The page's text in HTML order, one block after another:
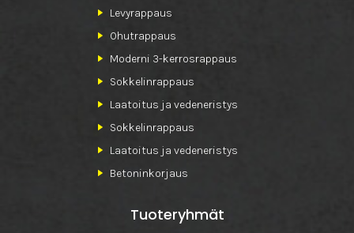
Levyrappaus
Ohutrappaus
Moderni 3-kerrosrappaus
Sokkelinrappaus
Laatoitus ja vedeneristys
Sokkelinrappaus
Laatoitus ja vedeneristys
Betoninkorjaus
Tuoteryhmät